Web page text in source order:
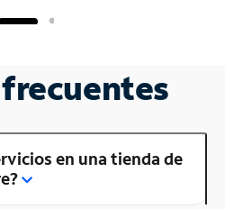
en una tienda de